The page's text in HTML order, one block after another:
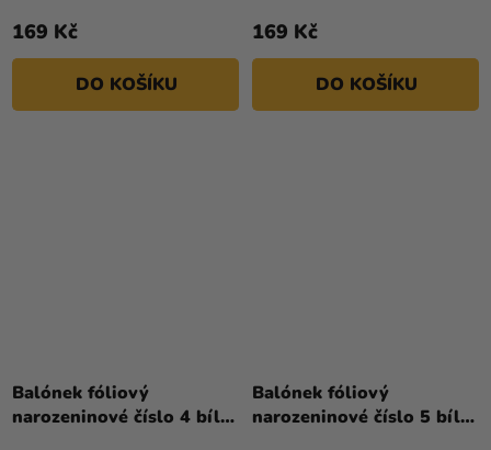
169 Kč
DO KOŠÍKU
169 Kč
DO KOŠÍKU
Balónek fóliový
narozeninové číslo 4 bílý
Balónek fóliový
narozeninové číslo 5 bílý